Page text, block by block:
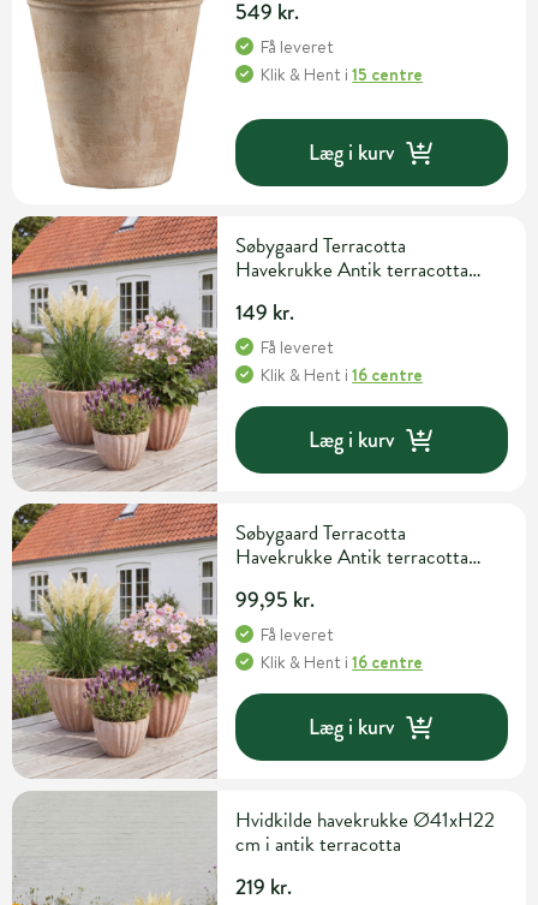
549 kr.
Få leveret
Klik & Hent i15 centre
Læg i kurv
Søbygaard Terracotta
Havekrukke Antik terracotta
149 kr.
Få leveret
Klik & Hent i16 centre
Læg i kurv
Søbygaard Terracotta
Havekrukke Antik terracotta
99,95 kr.
Få leveret
Klik & Hent i16 centre
Læg i kurv
Hvidkilde havekrukke Ø41xH22
cm i antik terracotta
219 kr.